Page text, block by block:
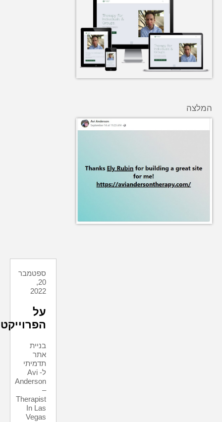
המלצה
ספטמבר
20,
2022
על
הפרוייקט
בניית
אתר
תדמיתי
ל- Avi
Anderson
–
Therapist
In Las
Vegas